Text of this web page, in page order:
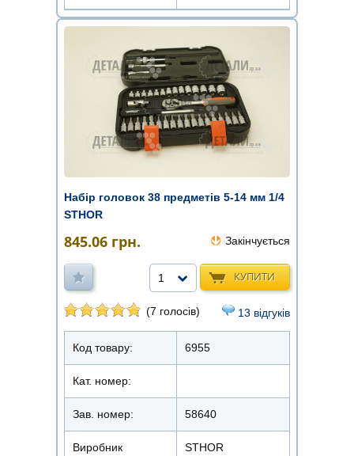
Набір головок 38 предметів 5-14 мм 1/4
STHOR
845.06 грн. Закінчується
КУПИТИ
1
(7 голосів) 13 відгуків
Код товару: 6955
Кат. номер:
Зав. номер: 58640
Виробник STHOR